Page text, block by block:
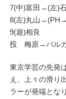
7(中)富田→(左)
8(左)丸山
9(遊)相良
投 梅原→バル
東京学芸の先発
え、上々の滑り
ラーが発端とな